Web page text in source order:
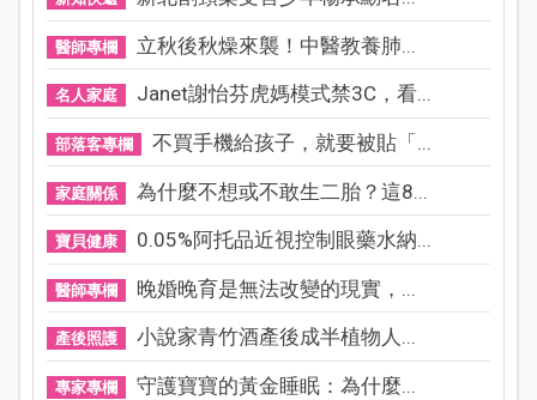
醫師專欄 立秋後秋燥來襲！中醫教養肺...
名人家庭 Janet謝怡芬虎媽模式禁3C，看...
部落客專欄 不買手機給孩子，就要被貼「...
家庭關係 為什麼不想或不敢生二胎？這8...
寶貝健康 0.05%阿托品近視控制眼藥水納...
醫師專欄 晚婚晚育是無法改變的現實，...
產後照護 小說家青竹酒產後成半植物人...
專家專欄 守護寶寶的黃金睡眠：為什麼...